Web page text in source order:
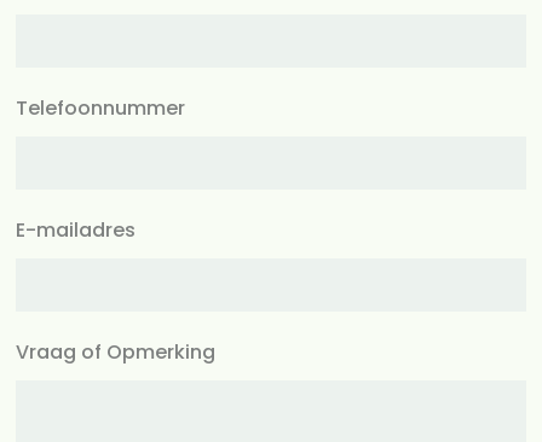
Telefoonnummer
E-mailadres
Vraag of Opmerking